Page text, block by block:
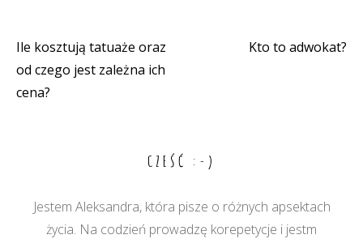
Nawigacja
wpisu
Ile kosztują tatuaże oraz
od czego jest zależna ich
cena?
Kto to adwokat?
CZEŚĆ :-)
Jestem Aleksandra, która pisze o różnych apsektach
życia. Na codzień prowadzę korepetycje i jestm